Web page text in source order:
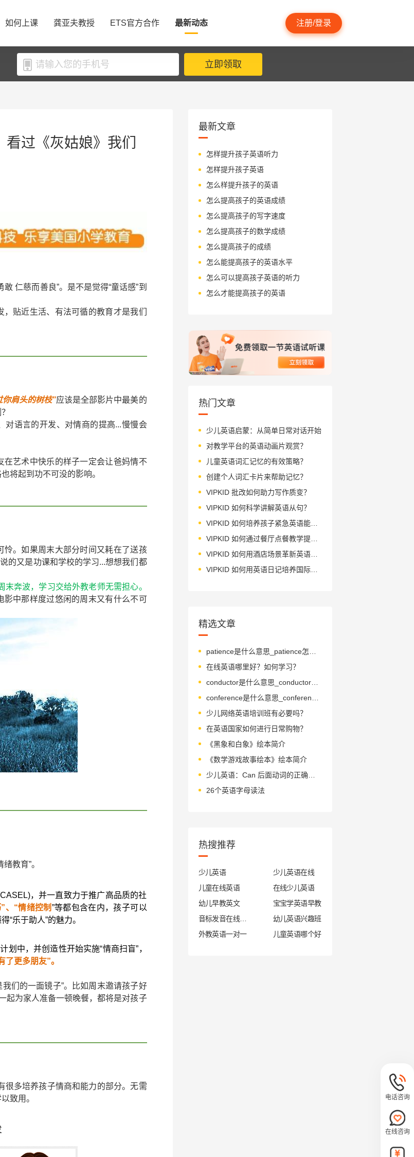
如何上课 龚亚夫教授 ETS官方合作 最新动态 注册/登录
立即领取
看过《灰姑娘》我们
仁慈而善良”。是不是觉得“童话感”到
贴近生活、有法可循的教育才是我们
你肩头的树枝”应该是全部影片中最美的
对语言的开发、对情商的提高...慢慢会
艺术中快乐的样子一定会让爸妈情不
将起到功不可没的影响。
怜。如果周末大部分时间又耗在了送孩
的又是功课和学校的学习...想想我们都
奔波，学习交给外教老师无需担心。
影中那样度过悠闲的周末又有什么不可
教育”。
，并一直致力于推广高品质的社
、“情绪控制 ”等都包含在内，孩子可以
“乐于助人”的魅力。
划中，并创造性开始实施“情商扫盲”，
更多朋友”。
我们的一面镜子”。比如周末邀请孩子好
起为家人准备一顿晚餐，都将是对孩子
很多培养孩子情商和能力的部分。无需
致用。
最新文章
怎样提升孩子英语听力
怎样提升孩子英语
怎么样提升孩子的英语
怎么提高孩子的英语成绩
怎么提高孩子的写字速度
怎么提高孩子的数学成绩
怎么提高孩子的成绩
怎么能提高孩子的英语水平
怎么可以提高孩子英语的听力
怎么才能提高孩子的英语
热门文章
少儿英语启蒙：从简单日常对话开始
对教学平台的英语动画片观赏？
儿童英语词汇记忆的有效策略？
创建个人词汇卡片来帮助记忆？
VIPKID 批改如何助力写作质变？
VIPKID 如何科学讲解英语从句？
VIPKID 如何培养孩子紧急英语能力？
VIPKID 如何通过餐厅点餐教学提升少儿英语应用能力？
VIPKID 如何用酒店场景革新英语教学？
VIPKID 如何用英语日记培养国际化人才？
精选文章
在线英语哪里好？如何学习？
conductor是什么意思_conductor怎么读_音标kənˈdʌktə(r)
少儿网络英语培训班有必要吗？
在英语国家如何进行日常购物？
《黑象和白象》绘本简介
《数学游戏故事绘本》绘本简介
26个英语字母读法
热搜推荐
少儿英语
少儿英语在线
儿童在线英语
在线少儿英语
幼儿早教英文
宝宝学英语早教
幼儿英语兴趣班
外教英语一对一
儿童英语哪个好
电话咨询
在线咨询